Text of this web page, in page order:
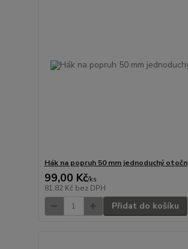
Hák na popruh 50 mm jednoduchý
99,00 Kč/ks
81,82 Kč bez DPH
Přidat do košíku